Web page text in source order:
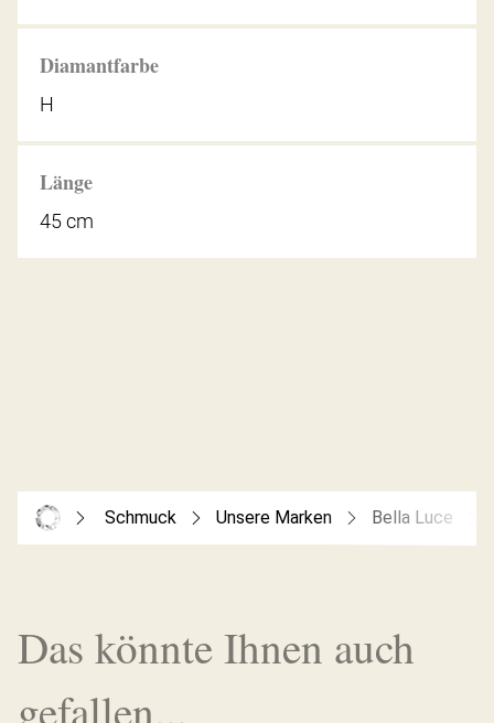
Diamantfarbe
H
Länge
45 cm
Schmuck Unsere Marken Bella Luce
Das könnte Ihnen auch
gefallen...